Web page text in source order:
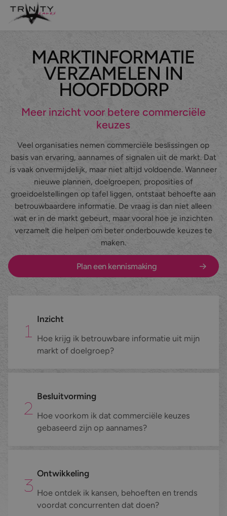
Leadgeneratie
Sales support
Maatwerk belcampagnes
Even kennismaken?
Over ons
Diensten
Leadgeneratie
Sales support
Inbound telefonie
Alle diensten
Branches
IT & Digital
Fieldmarketing
Industrie & Maakindustrie
Referenties
Werken bij
MARKTINFORMATIE
VERZAMELEN IN
HOOFDDORP
Meer inzicht voor betere commerciële
keuzes
Veel organisaties nemen commerciële beslissingen op
basis van ervaring, aannames of signalen uit de markt. Dat
is vaak onvermijdelijk, maar niet altijd voldoende. Wanneer
nieuwe plannen, doelgroepen, proposities of
groeidoelstellingen op tafel liggen, ontstaat behoefte aan
betrouwbaardere informatie. De vraag is dan niet alleen
wat er in de markt gebeurt, maar vooral hoe je inzichten
verzamelt die helpen om beter onderbouwde keuzes te
maken.
Plan een kennismaking
Inzicht
Hoe krijg ik betrouwbare informatie uit mijn
markt of doelgroep?
Besluitvorming
Hoe voorkom ik dat commerciële keuzes
gebaseerd zijn op aannames?
Ontwikkeling
Hoe ontdek ik kansen, behoeften en trends
voordat concurrenten dat doen?